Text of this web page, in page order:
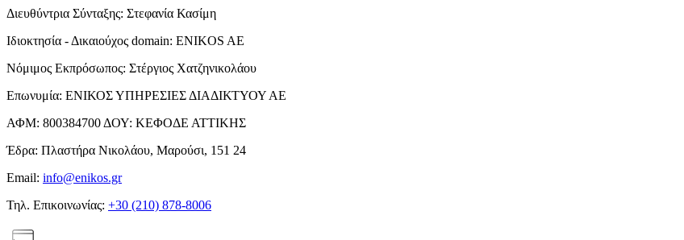
Διευθύντρια Σύνταξης: Στεφανία Κασίμη
Ιδιοκτησία - Δικαιούχος domain: ENIKOS AE
Νόμιμος Εκπρόσωπος: Στέργιος Χατζηνικολάου
Επωνυμία: ΕΝΙΚΟΣ ΥΠΗΡΕΣΙΕΣ ΔΙΑΔΙΚΤΥΟΥ ΑΕ
ΑΦΜ: 800384700 ΔΟΥ: ΚΕΦΟΔΕ ΑΤΤΙΚΗΣ
Έδρα: Πλαστήρα Νικολάου, Μαρούσι, 151 24
Email: info@enikos.gr
Τηλ. Επικοινωνίας: +30 (210) 878-8006